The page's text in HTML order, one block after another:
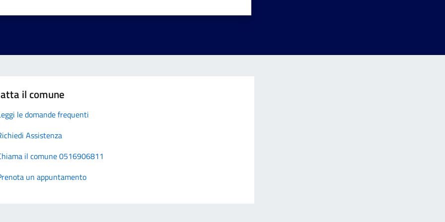
il comune
le domande frequenti
Assistenza
il comune 0516906811
un appuntamento